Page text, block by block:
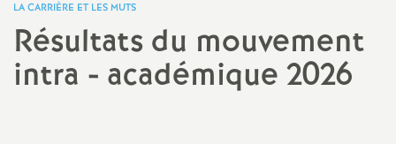
a
t
LA CARRIÈRE ET LES MUTS
Résultats du mouvement
intra - académique 2026